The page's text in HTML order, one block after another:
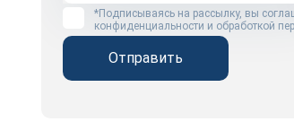
*Подписываясь на рассылку, вы
конфиденциальности и обработкой
Отправить